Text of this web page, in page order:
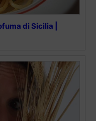
di Sicilia |